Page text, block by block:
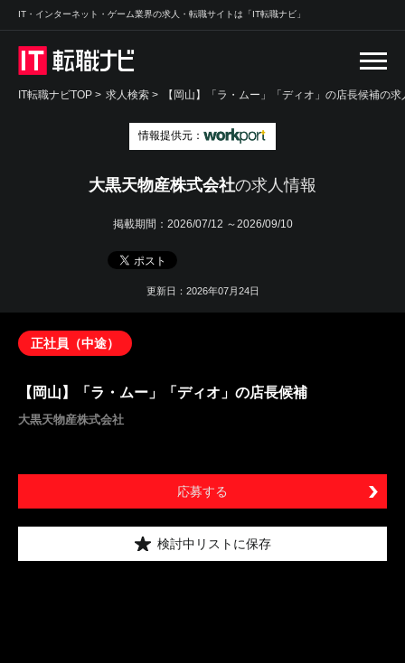
IT・インターネット・ゲーム業界の求人・転職サイトは「IT転職ナビ」
IT転職ナビTOP > 求人検索 > 【岡山】「ラ・ムー」「ディオ」の店長候補の求
情報提供元：
大黒天物産株式会社の求人情報
掲載期間： 2026/07/12 ～2026/09/10
更新日：2026年07月24日
正社員（中途）
【岡山】「ラ・ムー」「ディオ」の店長候補
大黒天物産株式会社
応募する
検討中リストに保存